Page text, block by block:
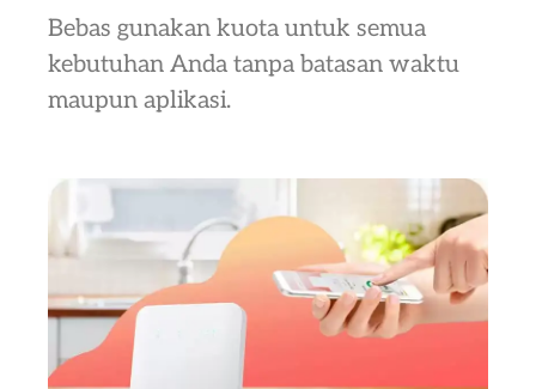
Bebas gunakan kuota untuk semua
kebutuhan Anda tanpa batasan waktu
maupun aplikasi.